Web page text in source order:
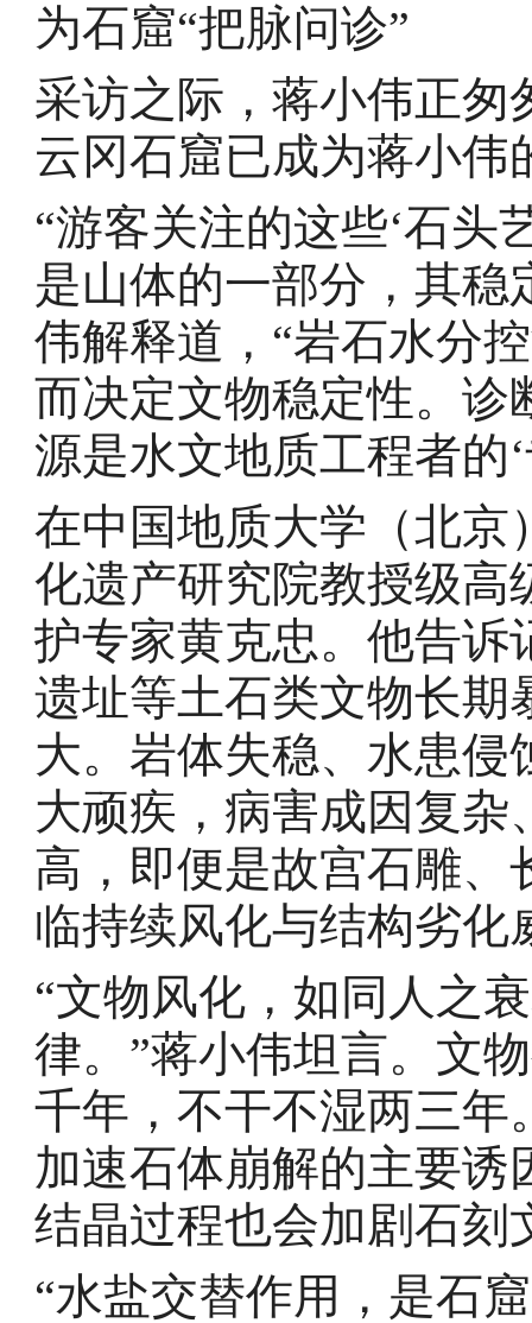
为石窟“把脉问诊”
采访之际，蒋小伟正匆
云冈石窟已成为蒋小伟
“游客关注的这些‘石头
是山体的一部分，其稳
伟解释道，“岩石水分
而决定文物稳定性。诊
源是水文地质工程者的‘
在中国地质大学（北京
化遗产研究院教授级高
护专家黄克忠。他告诉
遗址等土石类文物长期
大。岩体失稳、水患
大顽疾，病害成因复
高，即便是故宫石雕、
临持续风化与结构劣化
“文物风化，如同人之
律。”蒋小伟坦言。文
千年，不干不湿两三年
加速石体崩解的主要
结晶过程也会加剧石刻
“水盐交替作用，是石